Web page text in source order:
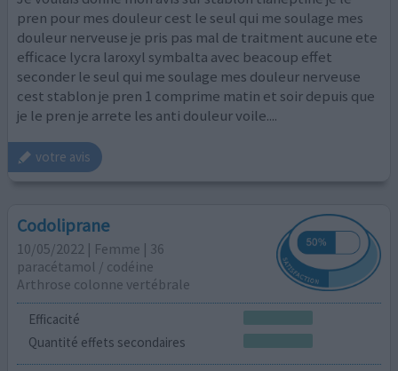
pren pour mes douleur cest le seul qui me soulage mes
douleur nerveuse je pris pas mal de traitment aucune ete
efficace lycra laroxyl symbalta avec beacoup effet
seconder le seul qui me soulage mes douleur nerveuse
cest stablon je pren 1 comprime matin et soir depuis que
je le pren je arrete les anti douleur voile....
votre avis
Codoliprane
10/05/2022 | Femme | 36
paracétamol / codéine
Arthrose colonne vertébrale
Efficacité
Quantité effets secondaires